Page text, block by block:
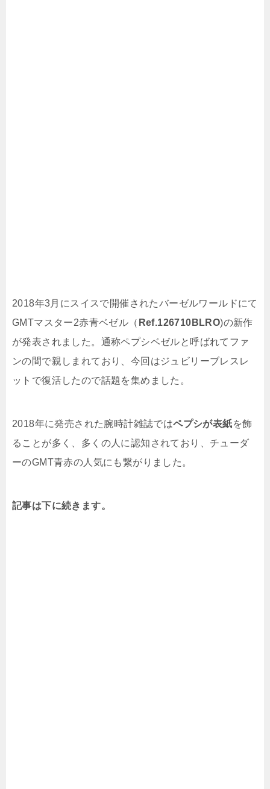
2018年3月にスイスで開催されたバーゼルワールドにて
GMTマスター2赤青ベゼル（ Ref.126710BLRO)の新作
が発表されました。通称ペプシベゼルと呼ばれてファ
ンの間で親しまれており、今回はジュビリーブレスレ
ットで復活したので話題を集めました。
2018年に発売された腕時計雑誌ではペプシが表紙を飾
ることが多く、多くの人に認知されており、チューダ
ーのGMT青赤の人気にも繋がりました。
記事は下に続きます。